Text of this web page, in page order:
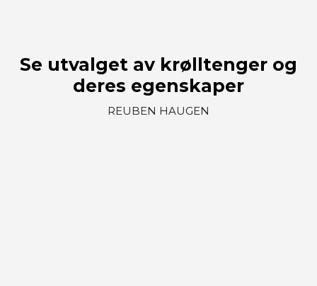
Se utvalget av krølltenger og
deres egenskaper
REUBEN HAUGEN